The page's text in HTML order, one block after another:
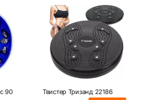
90
Твистер Тризанд 22186